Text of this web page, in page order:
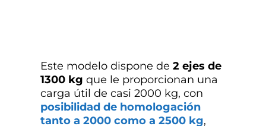
Este modelo dispone de 2 ejes de
1300 kg que le proporcionan una
carga útil de casi 2000 kg, con
posibilidad de homologación
tanto a 2000 como a 2500 kg,